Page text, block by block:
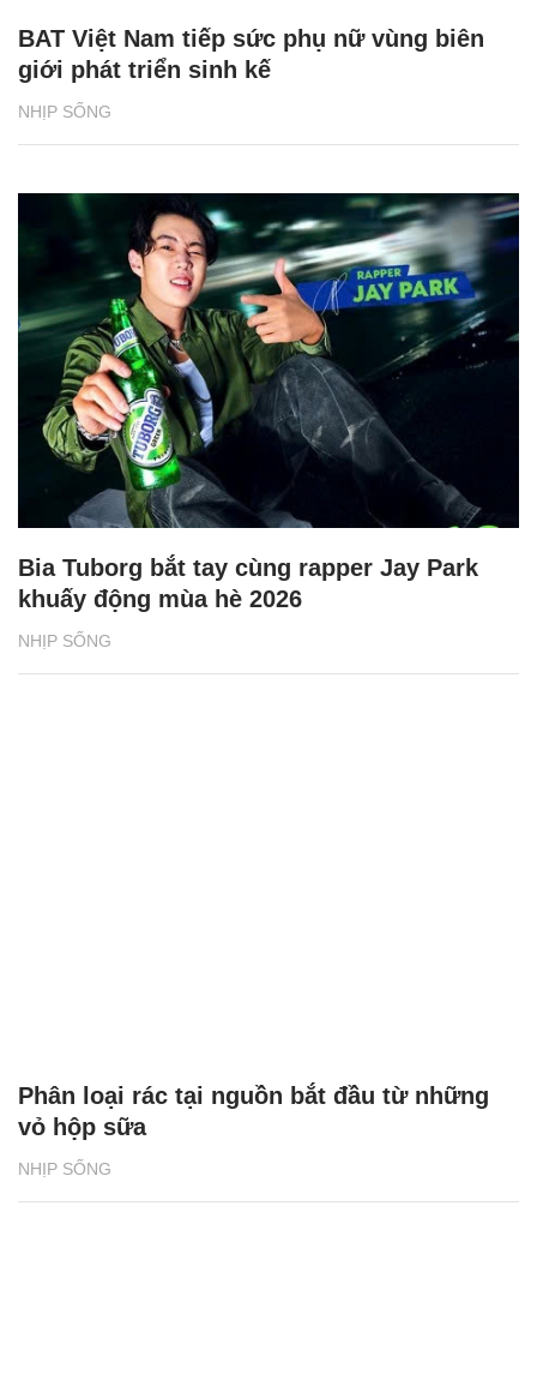
NHỊP SỐNG
BAT Việt Nam tiếp sức phụ nữ vùng biên
giới phát triển sinh kế
NHỊP SỐNG
Bia Tuborg bắt tay cùng rapper Jay Park
khuấy động mùa hè 2026
NHỊP SỐNG
Phân loại rác tại nguồn bắt đầu từ những
vỏ hộp sữa